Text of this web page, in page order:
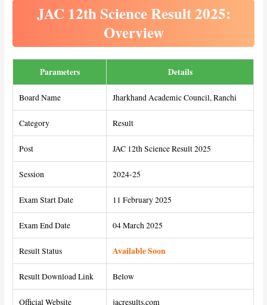
JAC 12th Science Result 2025:
Overview
Parameters Details
Board Name Jharkhand Academic Council, Ranchi
Category Result
Post JAC 12th Science Result 2025
Session 2024-25
Exam Start Date 11 February 2025
Exam End Date 04 March 2025
Result Status Available Soon
Result Download Link Below
Official Website jacresults.com